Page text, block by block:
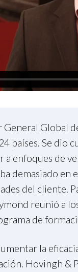
General Global
países. Se dio
enfoques de
demasiado
del cliente.
reunió a
de
la
Hovingh &